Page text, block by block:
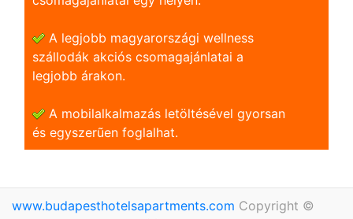
A legjobb magyarországi wellness
szállodák akciós csomagajánlatai a
legjobb árakon.
A mobilalkalmazás letöltésével gyorsan
és egyszerũen foglalhat.
www.budapesthotelsapartments.com Copyright ©